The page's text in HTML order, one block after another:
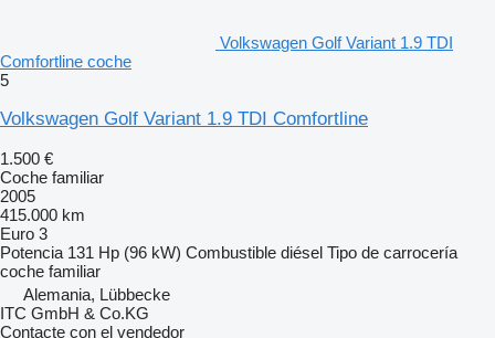
Volkswagen Golf Variant 1.9 TDI
Comfortline coche
5
Volkswagen Golf Variant 1.9 TDI Comfortline
1.500 €
Coche familiar
2005
415.000 km
Euro 3
Potencia 131 Hp (96 kW) Combustible diésel Tipo de carrocería
coche familiar
Alemania, Lübbecke
ITC GmbH & Co.KG
Contacte con el vendedor